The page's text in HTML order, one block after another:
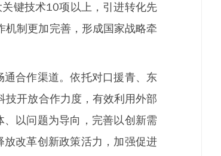
键技术10项以上，引进转化先
制更加完善，形成国家战略牵
合作渠道。依托对口援青、东
开放合作力度，有效利用外部
以问题为导向，完善以创新需
改革创新政策活力，加强促进